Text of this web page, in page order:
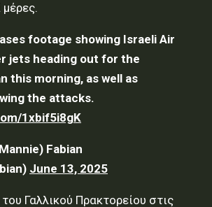
μέρες.
footage showing Israeli Air
jets heading out for the
this morning, as well as
the attacks.
1xbif5i8gK
Fabian
June 13, 2025
Γαλλικού Πρακτορείου στις